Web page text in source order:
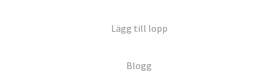
Lägg till lopp
Blogg